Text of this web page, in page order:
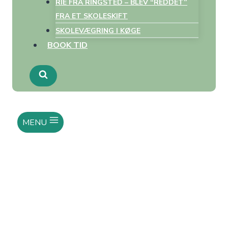
RIE FRA RINGSTED – BLEV “REDDET”
FRA ET SKOLESKIFT
SKOLEVÆGRING I KØGE
BOOK TID
MENU